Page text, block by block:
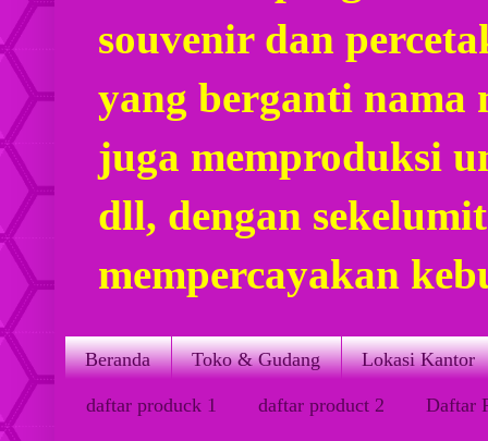
souvenir dan
yang berganti nama
juga memproduksi
dll, dengan
mempercayakan
Beranda Toko & Gudang Lokasi Kantor
daftar produck 1 daftar product 2 Daftar